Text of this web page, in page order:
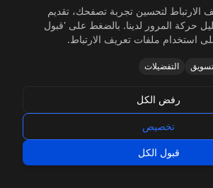
الارتباط لتحسين تجربة تصفحك، تقديم
حركة المرور لدينا. بالضغط على 'قبول
استخدام ملفات تعريف الارتباط.
تسويق التفضيلات
رفض الكل
تخصيص
قبول الكل